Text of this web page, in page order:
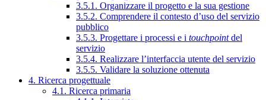
3.5.1. Organizzare il progetto e la sua gestione
3.5.2. Comprendere il contesto d’uso del servizio
pubblico
3.5.3. Progettare i processi e i touchpointdel
servizio
3.5.4. Realizzare l’interfaccia utente del servizio
3.5.5. Validare la soluzione ottenuta
4. Ricerca progettuale
4.1. Ricerca primaria